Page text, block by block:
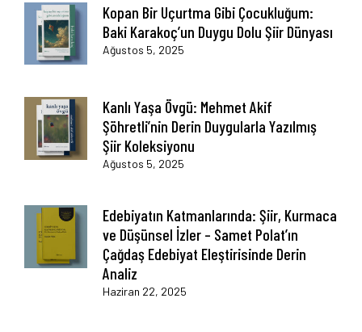
Kopan Bir Uçurtma Gibi Çocukluğum:
Baki Karakoç’un Duygu Dolu Şiir Dünyası
Ağustos 5, 2025
Kanlı Yaşa Övgü: Mehmet Akif
Şöhretli’nin Derin Duygularla Yazılmış
Şiir Koleksiyonu
Ağustos 5, 2025
Edebiyatın Katmanlarında: Şiir, Kurmaca
ve Düşünsel İzler – Samet Polat’ın
Çağdaş Edebiyat Eleştirisinde Derin
Analiz
Haziran 22, 2025